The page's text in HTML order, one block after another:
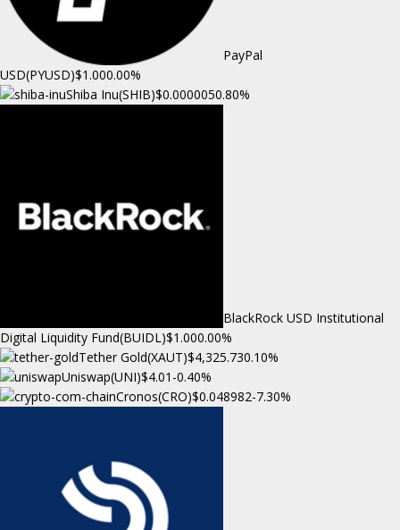
PayPal
USD(PYUSD)$1.000.00%
Shiba Inu(SHIB)$0.0000050.80%
BlackRock USD Institutional
Digital Liquidity Fund(BUIDL)$1.000.00%
Tether Gold(XAUT)$4,325.730.10%
Uniswap(UNI)$4.01 -0.40%
Cronos(CRO)$0.048982-7.30%